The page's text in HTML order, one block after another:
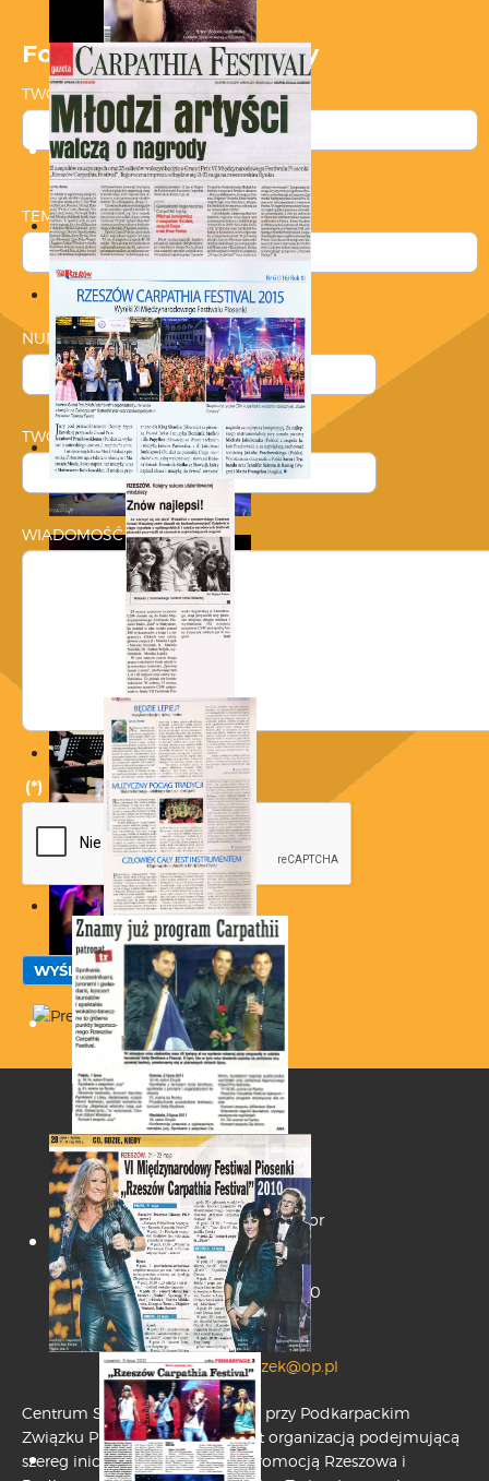
Formularz kontaktowy
TWOJE IMIĘ (*)
TEMAT(*)
NUMER TELEFONU(*)
TWÓJ E-MAIL(*)
WIADOMOŚĆ(*)
(*)
Anna Czenczek - dyrektor
Biuro oraz adres do
korespondencji:
ul. Króla Kazimierza 20/0
35-061 - Rzeszów
+48 604 117 433
anna.czenczek@op.pl
Centrum Sztuki Wokalnej działa przy Podkarpackim
Związku Piłsudczyków, który jest organizacją podejmującą
szereg inicjatyw związanych z promocją Rzeszowa i